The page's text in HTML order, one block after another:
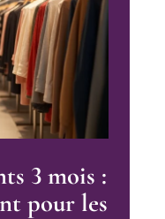
3 mois :
pour les